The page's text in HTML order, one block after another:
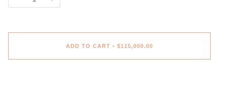
ADD TO CART • $115,000.00